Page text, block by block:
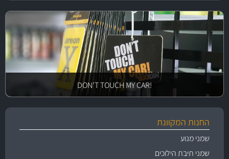
!DON'T TOUCH MY CAR
החנות המקוונת
שמני מנוע
שמני תיבת הילוכים